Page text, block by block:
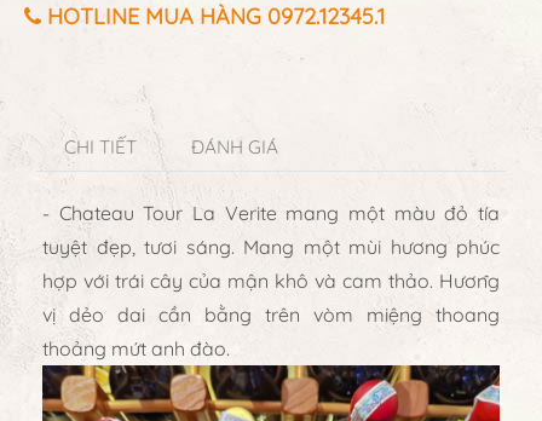
HOTLINE MUA HÀNG 0972.12345.1
CHI TIẾT ĐÁNH GIÁ
- Chateau Tour La Verite mang một màu đỏ tía
tuyệt đẹp, tươi sáng. Mang một mùi hương phúc
hợp với trái cây của mận khô và cam thảo. Hương
vị dẻo dai cần bằng trên vòm miệng thoang
thoảng mứt anh đào.